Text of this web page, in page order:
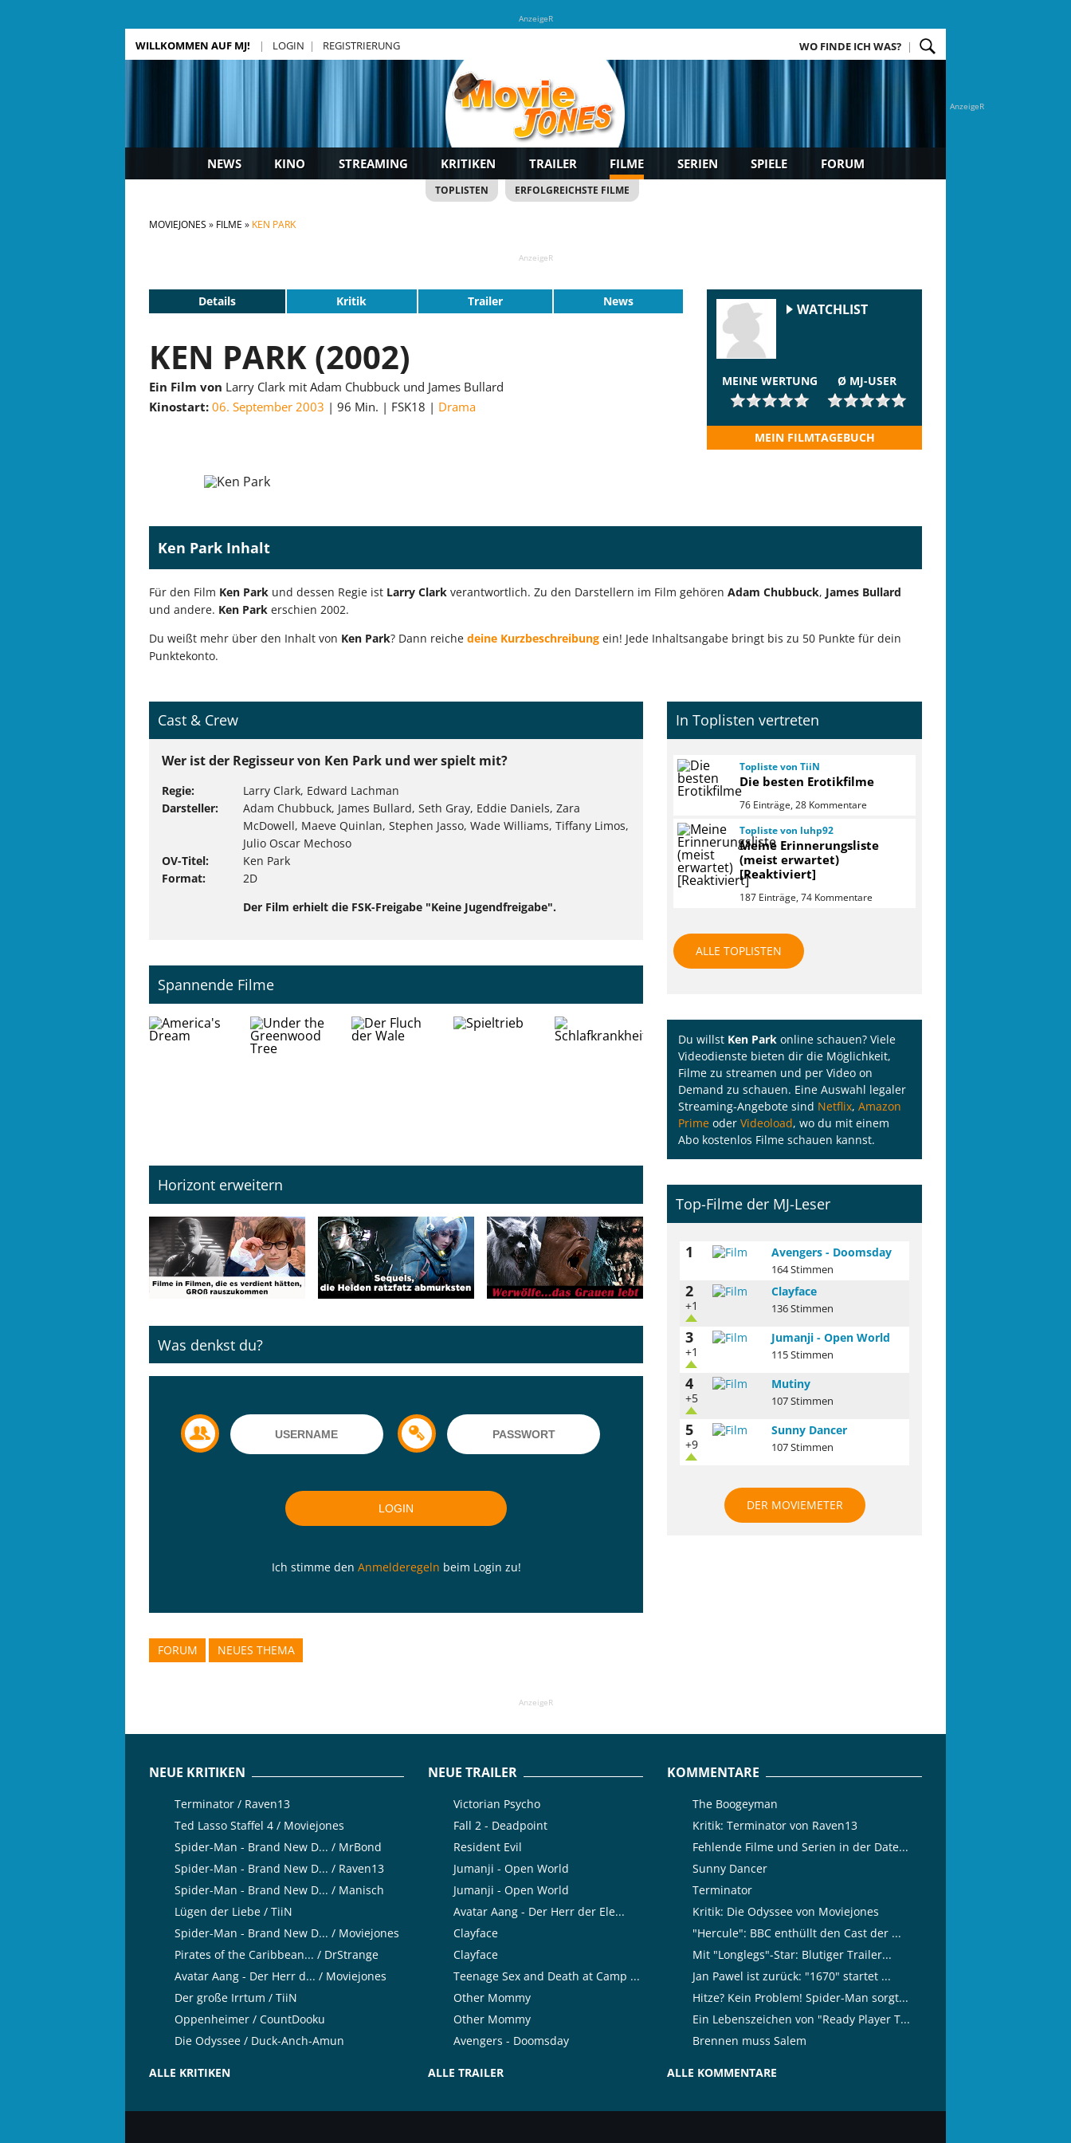
AnzeigeR
AnzeigeR
WILLKOMMEN AUF MJ! LOGIN REGISTRIERUNG WO FINDE ICH WAS?
NEWS KINO STREAMING KRITIKEN TRAILER FILME SERIEN SPIELE FORUM
TOPLISTEN ERFOLGREICHSTE FILME
MOVIEJONES FILME KEN PARK
AnzeigeR
Details Kritik Trailer News
KEN PARK (2002)
Ein Film von Larry Clark mit Adam Chubbuck und James Bullard
Kinostart: 06. September 2003 96 Min. FSK18 Drama
WATCHLIST
MEINE WERTUNG Ø MJ-USER
MEIN FILMTAGEBUCH
Ken Park Inhalt
Für den Film Ken Park und dessen Regie ist Larry Clark verantwortlich. Zu den Darstellern im Film gehören Adam Chubbuck, James Bullard
und andere. Ken Park erschien 2002.
Du weißt mehr über den Inhalt von Ken Park? Dann reiche deine Kurzbeschreibung ein! Jede Inhaltsangabe bringt bis zu 50 Punkte für dein
Punktekonto.
Cast & Crew
Wer ist der Regisseur von Ken Park und wer spielt mit?
Regie
Larry Clark, Edward Lachman
Darsteller
Adam Chubbuck, James Bullard, Seth Gray, Eddie Daniels, Zara
McDowell, Maeve Quinlan, Stephen Jasso, Wade Williams, Tiffany Limos,
Julio Oscar Mechoso
OV-Titel
Ken Park
Format
2D
Der Film erhielt die FSK-Freigabe "Keine Jugendfreigabe".
Spannende Filme
Horizont erweitern
Was denkst du?
Ich stimme den Anmelderegeln beim Login zu!
FORUM NEUES THEMA
In Toplisten vertreten
Topliste von TiiN
Die besten Erotikfilme
76 Einträge, 28 Kommentare
Topliste von luhp92
Meine Erinnerungsliste
(meist erwartet)
[Reaktiviert]
187 Einträge, 74 Kommentare
ALLE TOPLISTEN
Du willst Ken Park online schauen? Viele
Videodienste bieten dir die Möglichkeit,
Filme zu streamen und per Video on
Demand zu schauen. Eine Auswahl legaler
Streaming-Angebote sind Netflix, Amazon
Prime oder Videoload, wo du mit einem
Abo kostenlos Filme schauen kannst.
Top-Filme der MJ-Leser
1 Avengers - Doomsday
164 Stimmen
2
+1
Clayface
136 Stimmen
3
+1
Jumanji - Open World
115 Stimmen
4
+5
Mutiny
107 Stimmen
5
+9
Sunny Dancer
107 Stimmen
DER MOVIEMETER
AnzeigeR
NEUE KRITIKEN
Terminator / Raven13
Ted Lasso Staffel 4 / Moviejones
Spider-Man - Brand New D... / MrBond
Spider-Man - Brand New D... / Raven13
Spider-Man - Brand New D... / Manisch
Lügen der Liebe / TiiN
Spider-Man - Brand New D... / Moviejones
Pirates of the Caribbean... / DrStrange
Avatar Aang - Der Herr d... / Moviejones
Der große Irrtum / TiiN
Oppenheimer / CountDooku
Die Odyssee / Duck-Anch-Amun
ALLE KRITIKEN
NEUE TRAILER
Victorian Psycho
Fall 2 - Deadpoint
Resident Evil
Jumanji - Open World
Jumanji - Open World
Avatar Aang - Der Herr der Ele...
Clayface
Clayface
Teenage Sex and Death at Camp ...
Other Mommy
Other Mommy
Avengers - Doomsday
ALLE TRAILER
KOMMENTARE
The Boogeyman
Kritik: Terminator von Raven13
Fehlende Filme und Serien in der Date...
Sunny Dancer
Terminator
Kritik: Die Odyssee von Moviejones
"Hercule": BBC enthüllt den Cast der ...
Mit "Longlegs"-Star: Blutiger Trailer...
Jan Pawel ist zurück: "1670" startet ...
Hitze? Kein Problem! Spider-Man sorgt...
Ein Lebenszeichen von "Ready Player T...
Brennen muss Salem
ALLE KOMMENTARE